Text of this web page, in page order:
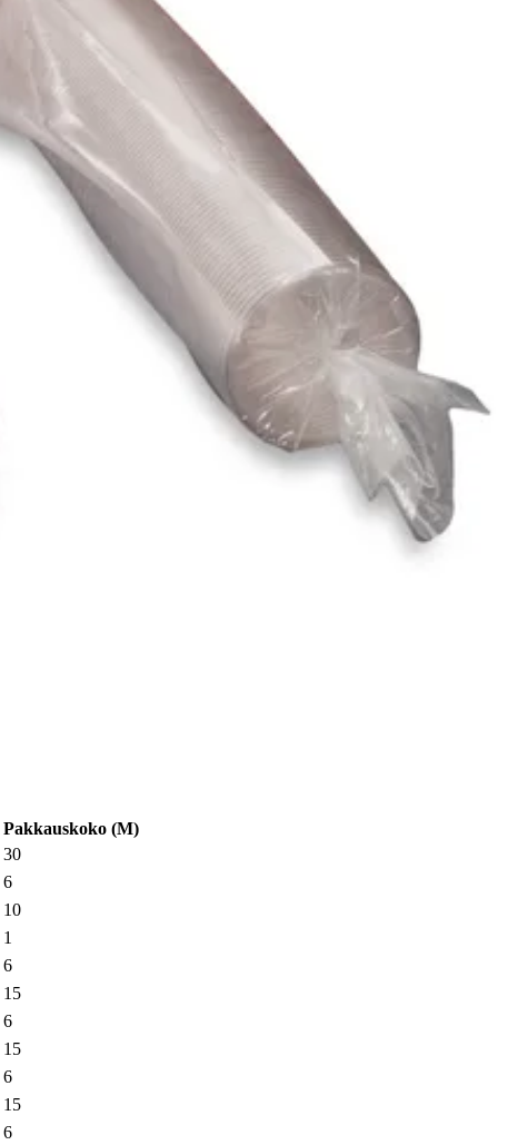
Pakkauskoko (M)
30
6
10
1
6
15
6
15
6
15
6